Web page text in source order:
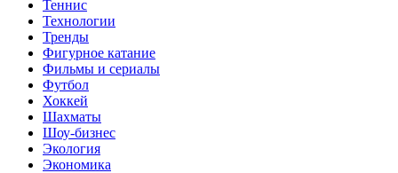
Теннис
Технологии
Тренды
Фигурное катание
Фильмы и сериалы
Футбол
Хоккей
Шахматы
Шоу-бизнес
Экология
Экономика